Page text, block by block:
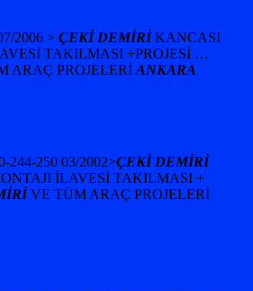
2006 > ÇEKİ DEMİRİKANCASI
TAKILMASI +PROJESİ …
ARAÇ PROJELERİ ANKARA
244-250 03/2002>ÇEKİ DEMİRİ
İLAVESİ TAKILMASI +
VE TÜM ARAÇ PROJELERİ